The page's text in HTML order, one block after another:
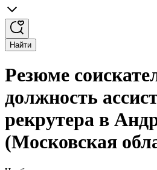
Найти
Резюме
должность
рекрутера в
(Московская